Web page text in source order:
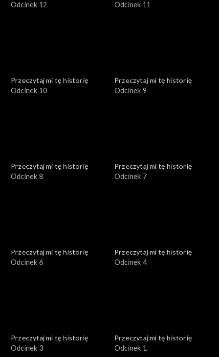
Odcinek 12
Odcinek 11
Przeczytaj mi tę historię
Odcinek 10
Przeczytaj mi tę historię
Odcinek 9
Przeczytaj mi tę historię
Odcinek 8
Przeczytaj mi tę historię
Odcinek 7
Przeczytaj mi tę historię
Odcinek 6
Przeczytaj mi tę historię
Odcinek 4
Przeczytaj mi tę historię
Odcinek 3
Przeczytaj mi tę historię
Odcinek 1